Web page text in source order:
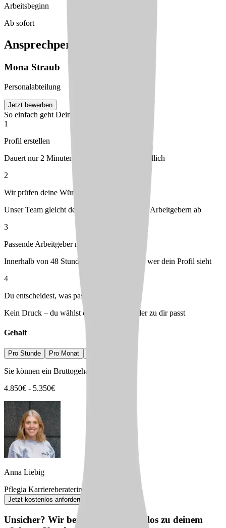
Arbeitsbeginn
Ab sofort
Ansprechperson
Mona Straub
Personalabteilung
Jetzt bewerben
So einfach geht Deine Bewerbung
1
Profil erstellen
Dauert nur 2 Minuten – kostenlos & unverbindlich
2
Wir prüfen deine Wünsche
Unser Team gleicht dein Profil mit passenden Arbeitgebern ab
3
Passende Arbeitgeber melden sich bei dir
Innerhalb von 48 Stunden – du entscheidest, wer dein Profil sieht
4
Du entscheidest, was passt
Kein Druck – du wählst den Arbeitgeber, der zu dir passt
Gehalt
Pro Stunde Pro Monat
Sie können ein Bruttogehalt erwarten von
4.850€ - 5.350€
Anna Liebig
Pflegia Karriereberaterin
Jetzt kostenlos anfordern
Unsicher? Wir beraten dich kostenlos zu deinem